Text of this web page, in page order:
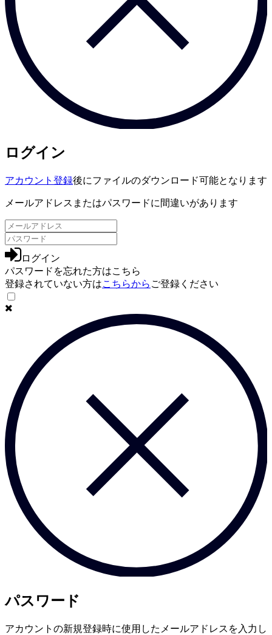
ログイン
アカウント登録後にファイルのダウンロード可能となります
メールアドレスまたはパスワードに間違いがあります
ログイン
パスワードを忘れた方はこちら
登録されていない方はこちらから ご登録ください
パスワード
アカウントの新規登録時に使用したメールアドレスを入力し